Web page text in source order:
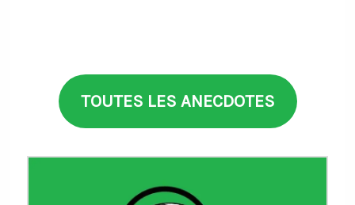
TOUTES LES ANECDOTES